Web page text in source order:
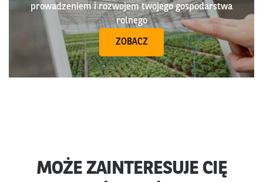
prowadzeniem i rozwojem twojego gospodarstwa
rolnego
ZOBACZ
MOŻE ZAINTERESUJE CIĘ